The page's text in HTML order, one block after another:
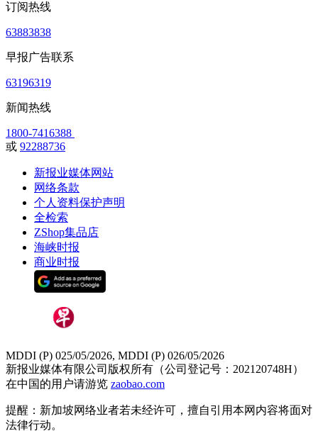
订阅热线
63883838
早报广告联系
63196319
新闻热线
1800-7416388
或 92288736
新报业媒体网站
网络条款
个人资料保护声明
全检索
ZShop集品店
海峡时报
商业时报
MDDI (P) 025/05/2026, MDDI (P) 026/05/2026
新报业媒体有限公司版权所有（公司登记号：202120748H）
在中国的用户请游览 zaobao.com
提醒：新加坡网络业者若未经许可，擅自引用本网内容将面对
法律行动。